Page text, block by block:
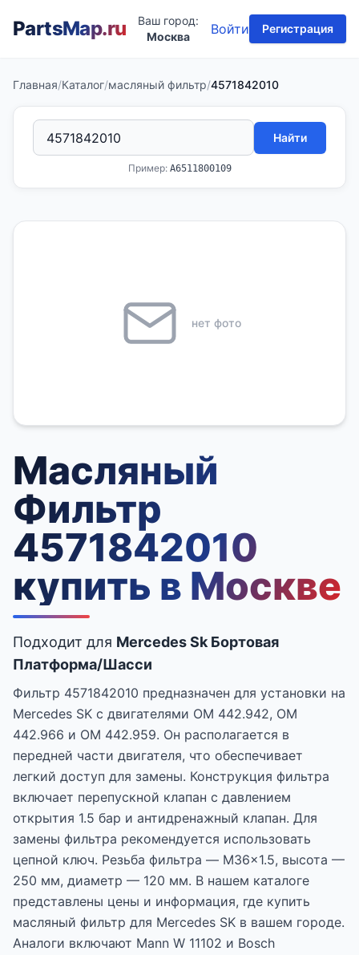
PartsMap.ru
Ваш город:
Москва
Войти Регистрация
Главная/Каталог/масляный фильтр/4571842010
Найти
Пример: A6511800109
нет фото
Масляный
Фильтр
4571842010
купить в Москве
Подходит для Mercedes Sk Бортовая
Платформа/Шасси
Фильтр 4571842010 предназначен для установки на
Mercedes SK с двигателями OM 442.942, OM
442.966 и OM 442.959. Он располагается в
передней части двигателя, что обеспечивает
легкий доступ для замены. Конструкция фильтра
включает перепускной клапан с давлением
открытия 1.5 бар и антидренажный клапан. Для
замены фильтра рекомендуется использовать
цепной ключ. Резьба фильтра — M36x1.5, высота —
250 мм, диаметр — 120 мм. В нашем каталоге
представлены цены и информация, где купить
масляный фильтр для Mercedes SK в вашем городе.
Аналоги включают Mann W 11102 и Bosch